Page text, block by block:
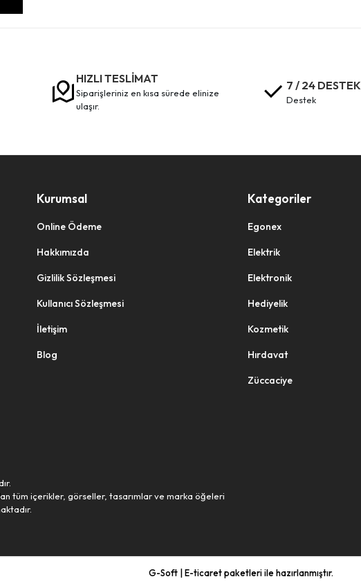
HIZLI TESLİMAT
siparişleriniz en kısa sürede elinize
ulaşır.
7 / 24 DESTEK
destek
Kurumsal
Online Ödeme
Hakkımızda
Gizlilik Sözleşmesi
Kullanıcı Sözleşmesi
İletişim
Blog
Kategoriler
Egonex
Elektrik
Elektronik
Hediyelik
Kozmetik
Hırdavat
Züccaciye
tüm içerikler, görseller, tasarımlar ve marka öğeleri
G-Soft | E-ticaret paketleri ile hazırlanmıştır.